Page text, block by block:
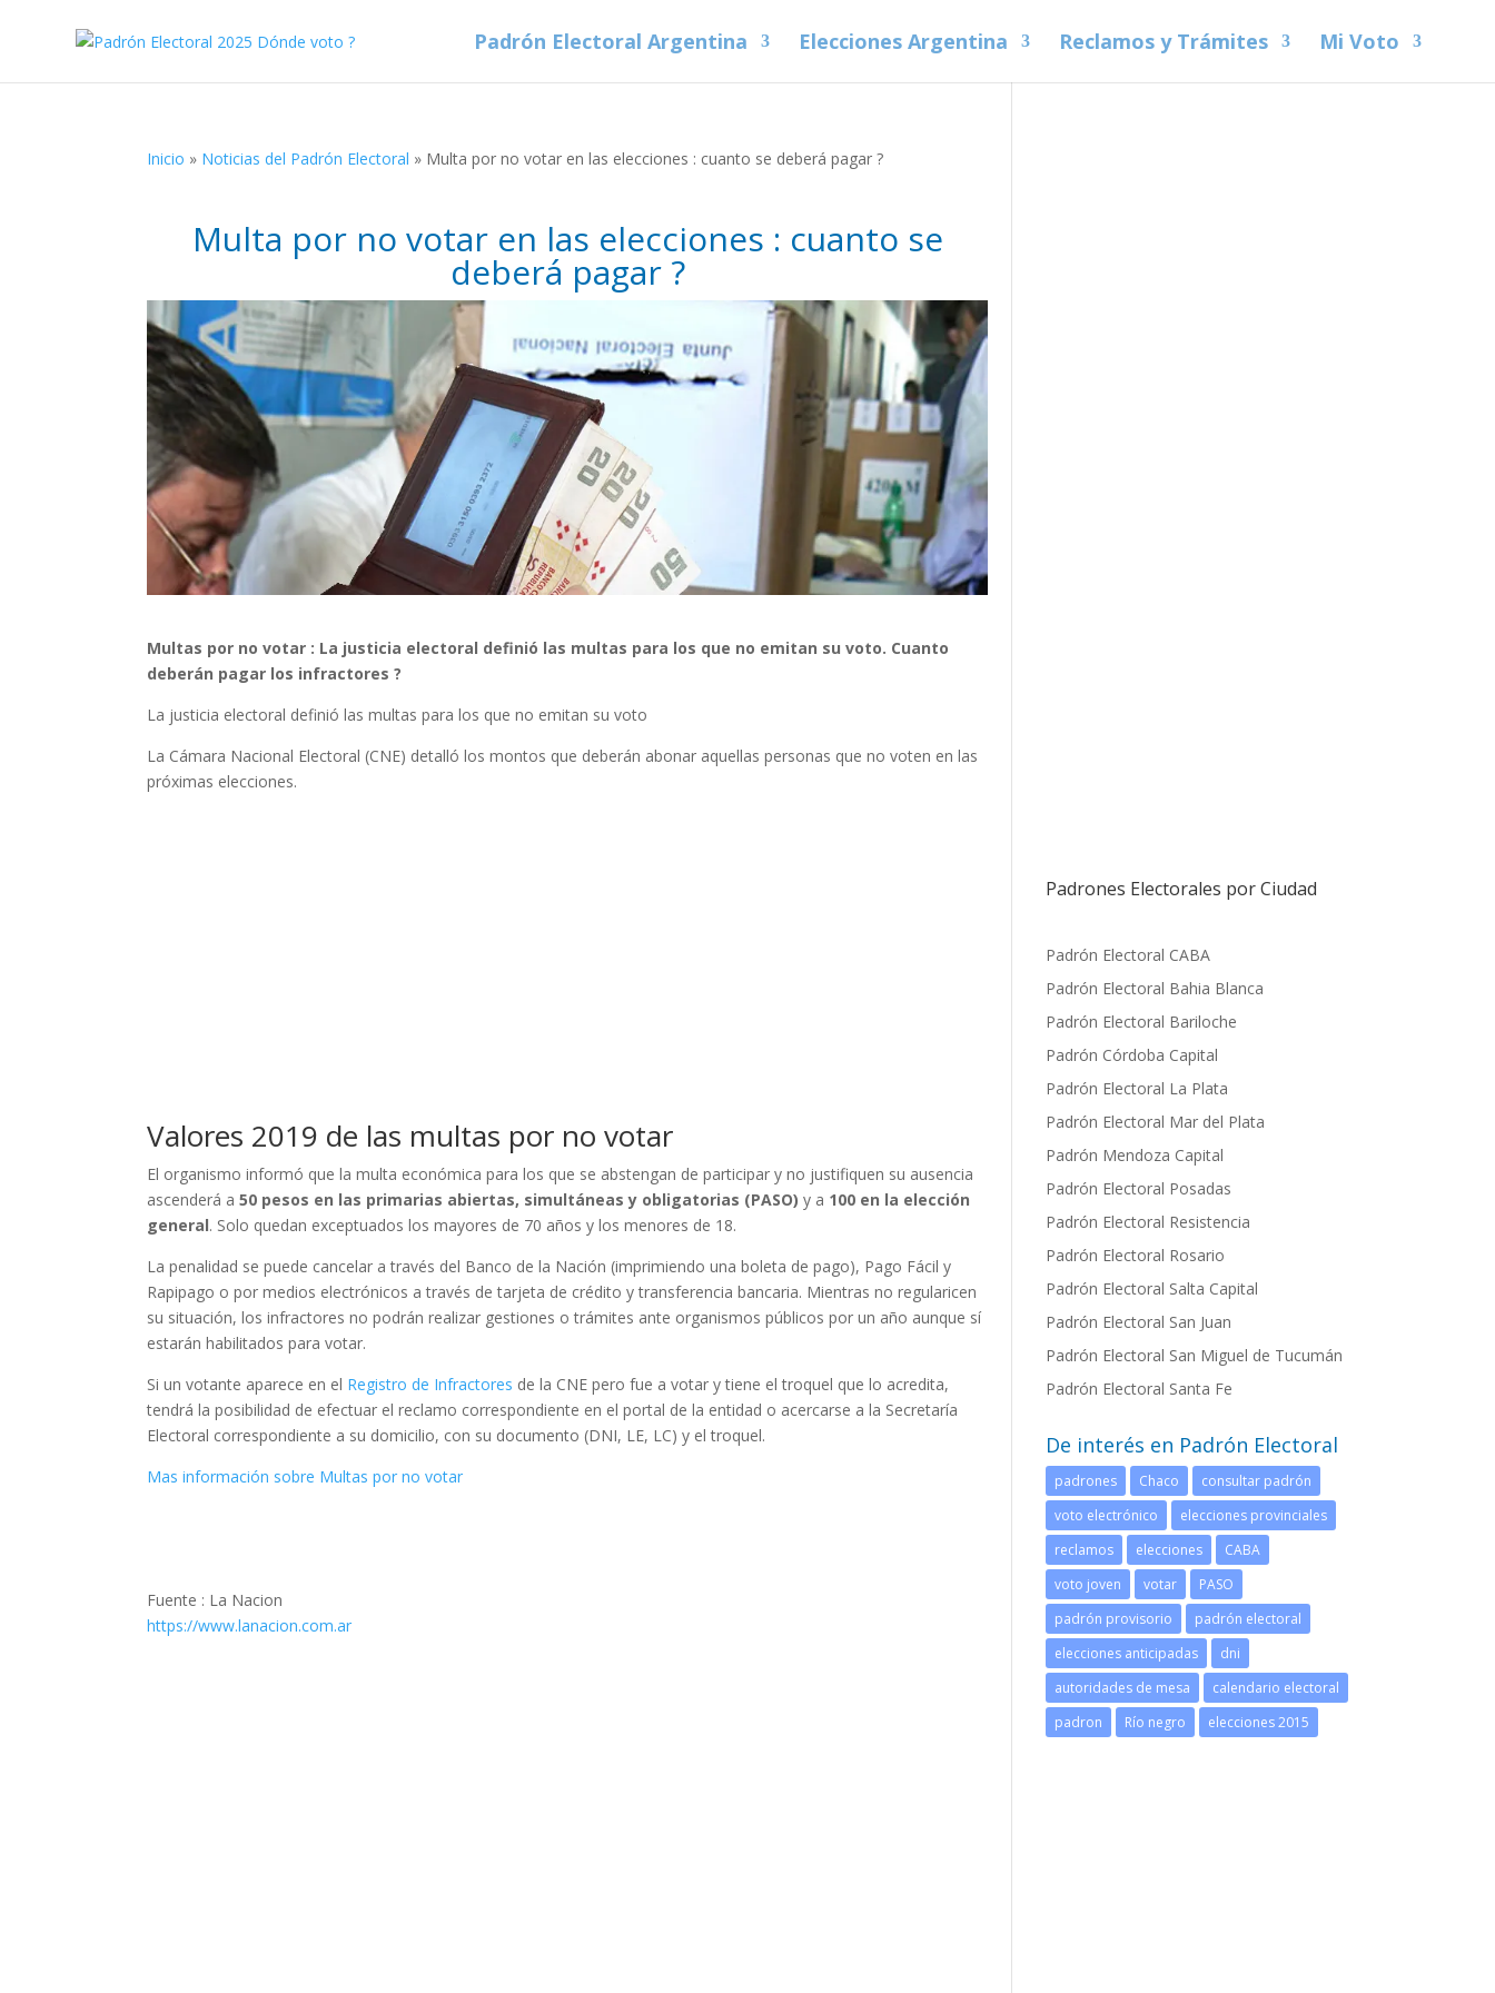
Padrón Electoral Argentina Elecciones Argentina Reclamos y Trámites Mi Voto
Inicio » Noticias del Padrón Electoral » Multa por no votar en las elecciones : cuanto se deberá pagar ?
Multa por no votar en las elecciones : cuanto se
deberá pagar ?
Multas por no votar : La justicia electoral definió las multas para los que no emitan su voto. Cuanto
deberán pagar los infractores ?
La justicia electoral definió las multas para los que no emitan su voto
La Cámara Nacional Electoral (CNE) detalló los montos que deberán abonar aquellas personas que no voten en las
próximas elecciones.
Valores 2019 de las multas por no votar
El organismo informó que la multa económica para los que se abstengan de participar y no justifiquen su ausencia
ascenderá a 50 pesos en las primarias abiertas, simultáneas y obligatorias (PASO) y a 100 en la elección
general. Solo quedan exceptuados los mayores de 70 años y los menores de 18.
La penalidad se puede cancelar a través del Banco de la Nación (imprimiendo una boleta de pago), Pago Fácil y
Rapipago o por medios electrónicos a través de tarjeta de crédito y transferencia bancaria. Mientras no regularicen
su situación, los infractores no podrán realizar gestiones o trámites ante organismos públicos por un año aunque sí
estarán habilitados para votar.
Si un votante aparece en el Registro de Infractores de la CNE pero fue a votar y tiene el troquel que lo acredita,
tendrá la posibilidad de efectuar el reclamo correspondiente en el portal de la entidad o acercarse a la Secretaría
Electoral correspondiente a su domicilio, con su documento (DNI, LE, LC) y el troquel.
Mas información sobre Multas por no votar
Fuente : La Nacion
https://www.lanacion.com.ar
Padrones Electorales por Ciudad
Padrón Electoral CABA
Padrón Electoral Bahia Blanca
Padrón Electoral Bariloche
Padrón Córdoba Capital
Padrón Electoral La Plata
Padrón Electoral Mar del Plata
Padrón Mendoza Capital
Padrón Electoral Posadas
Padrón Electoral Resistencia
Padrón Electoral Rosario
Padrón Electoral Salta Capital
Padrón Electoral San Juan
Padrón Electoral San Miguel de Tucumán
Padrón Electoral Santa Fe
De interés en Padrón Electoral
padrones Chaco
consultar padrón
voto electrónico
elecciones provinciales
reclamos
elecciones
CABA
voto joven
votar
PASO
padrón provisorio
padrón electoral
elecciones anticipadas
dni
autoridades de mesa
calendario electoral
padron
Río negro elecciones 2015